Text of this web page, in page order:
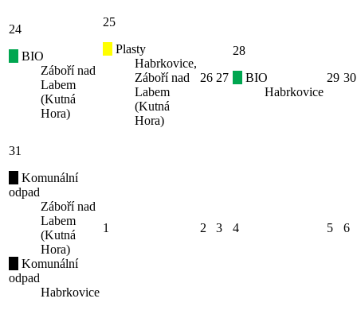
24
BIO
Záboří nad
Labem
(Kutná
Hora)
25
Plasty
Habrkovice,
Záboří nad
Labem
(Kutná
Hora)
26 27
28
BIO
Habrkovice
29 30
31
Komunální
odpad
Záboří nad
Labem
(Kutná
Hora)
Komunální
odpad
Habrkovice
1 2 3 4 5 6